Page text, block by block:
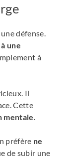
défense.
une
à
Il
Cette
mentale.
préfère ne
de subir une